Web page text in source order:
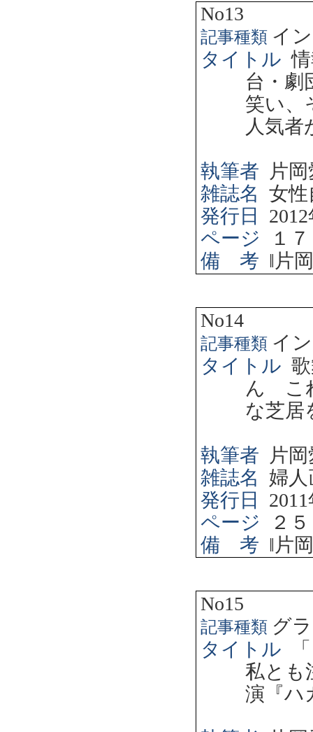
No13
記事種類 イ
タイトル
台・劇
笑い
人気者
執筆者
片
雑誌名 女性
発行日
2012
ページ
１
備 考 ‖片
No14
記事種類 イ
タイトル
ん こ
な芝居
執筆者
片
雑誌名
婦人
発行日
2011
ページ
２
備 考 ‖ 片
No15
記事種類 グ
タイトル
私と
演『ハ